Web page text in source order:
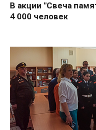
В акции "Свеча
4 000 человек